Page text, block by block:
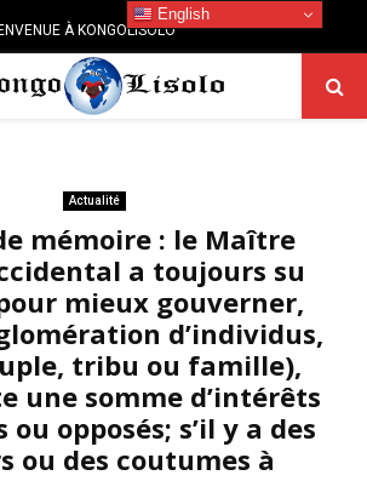
À KONGOLISOLO
Actualité
mémoire : le Maître
a toujours su
mieux gouverner,
d’individus,
tribu ou famille),
une somme d’intérêts
opposés; s’il y a des
ou des coutumes à
English